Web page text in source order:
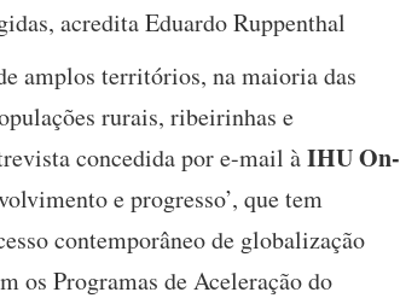
acredita Eduardo Ruppenthal
amplos territórios, na maioria das
rurais, ribeirinhas e
concedida por e-mail àIHU On-
e progresso’, que tem
contemporâneo de globalização
os Programas de Aceleração do